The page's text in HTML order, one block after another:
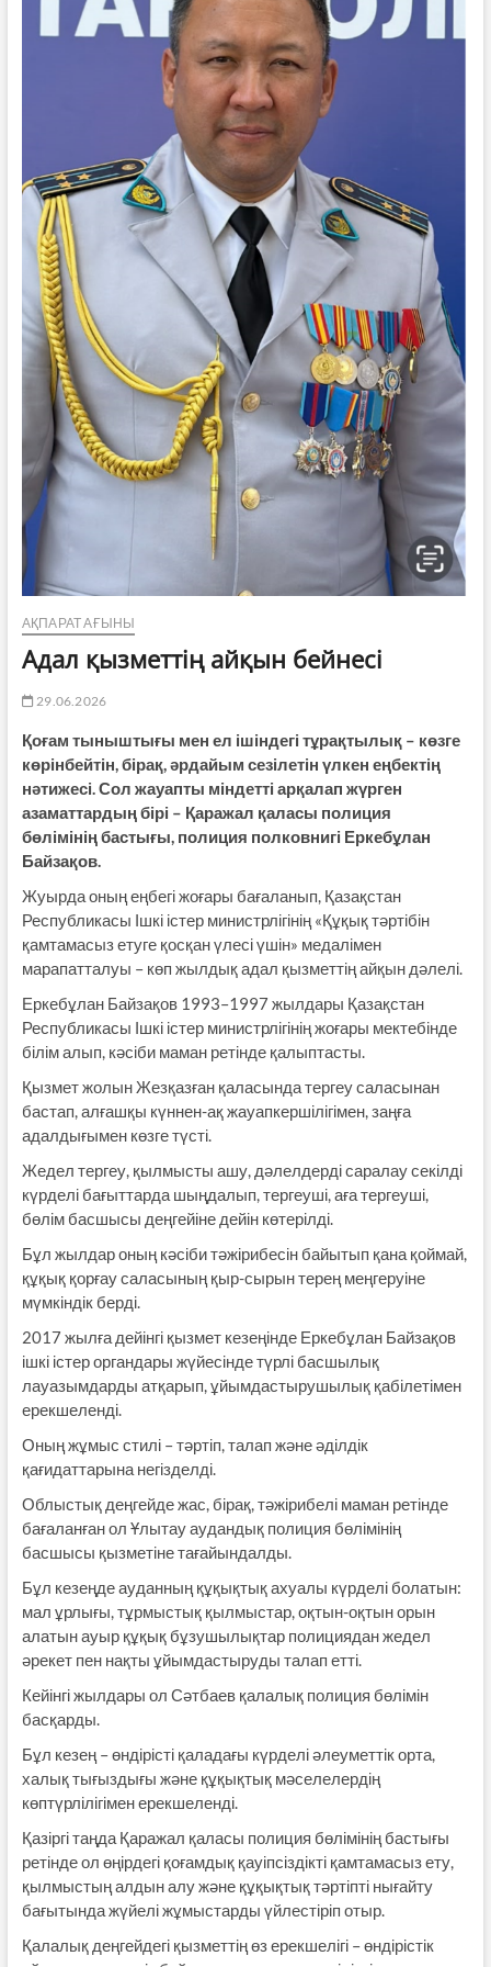
АҚПАРАТ АҒЫНЫ
Адал қызметтің айқын бейнесі
29.06.2026
Қоғам тыныштығы мен ел ішіндегі тұрақтылық – көзге
көрінбейтін, бірақ, әрдайым сезілетін үлкен еңбектің
нәтижесі. Сол жауапты міндетті арқалап жүрген
азаматтардың бірі – Қаражал қаласы полиция
бөлімінің бастығы, полиция полковнигі Еркебұлан
Байзақов.
Жуырда оның еңбегі жоғары бағаланып, Қазақстан
Республикасы Ішкі істер министрлігінің «Құқық тәртібін
қамтамасыз етуге қосқан үлесі үшін» медалімен
марапатталуы – көп жылдық адал қызметтің айқын дәлелі.
Еркебұлан Байзақов 1993–1997 жылдары Қазақстан
Республикасы Ішкі істер министрлігінің жоғары мектебінде
білім алып, кәсіби маман ретінде қалыптасты.
Қызмет жолын Жезқазған қаласында тергеу саласынан
бастап, алғашқы күннен-ақ жауапкершілігімен, заңға
адалдығымен көзге түсті.
Жедел тергеу, қылмысты ашу, дәлелдерді саралау секілді
күрделі бағыттарда шыңдалып, тергеуші, аға тергеуші,
бөлім басшысы деңгейіне дейін көтерілді.
Бұл жылдар оның кәсіби тәжірибесін байытып қана қоймай,
құқық қорғау саласының қыр-сырын терең меңгеруіне
мүмкіндік берді.
2017 жылға дейінгі қызмет кезеңінде Еркебұлан Байзақов
ішкі істер органдары жүйесінде түрлі басшылық
лауазымдарды атқарып, ұйымдастырушылық қабілетімен
ерекшеленді.
Оның жұмыс стилі – тәртіп, талап және әділдік
қағидаттарына негізделді.
Облыстық деңгейде жас, бірақ, тәжірибелі маман ретінде
бағаланған ол Ұлытау аудандық полиция бөлімінің
басшысы қызметіне тағайындалды.
Бұл кезеңде ауданның құқықтық ахуалы күрделі болатын:
мал ұрлығы, тұрмыстық қылмыстар, оқтын-оқтын орын
алатын ауыр құқық бұзушылықтар полициядан жедел
әрекет пен нақты ұйымдастыруды талап етті.
Кейінгі жылдары ол Сәтбаев қалалық полиция бөлімін
басқарды.
Бұл кезең – өндірісті қаладағы күрделі әлеуметтік орта,
халық тығыздығы және құқықтық мәселелердің
көптүрлілігімен ерекшеленді.
Қазіргі таңда Қаражал қаласы полиция бөлімінің бастығы
ретінде ол өңірдегі қоғамдық қауіпсіздікті қамтамасыз ету,
қылмыстың алдын алу және құқықтық тәртіпті нығайту
бағытында жүйелі жұмыстарды үйлестіріп отыр.
Қалалық деңгейдегі қызметтің өз ерекшелігі – өндірістік